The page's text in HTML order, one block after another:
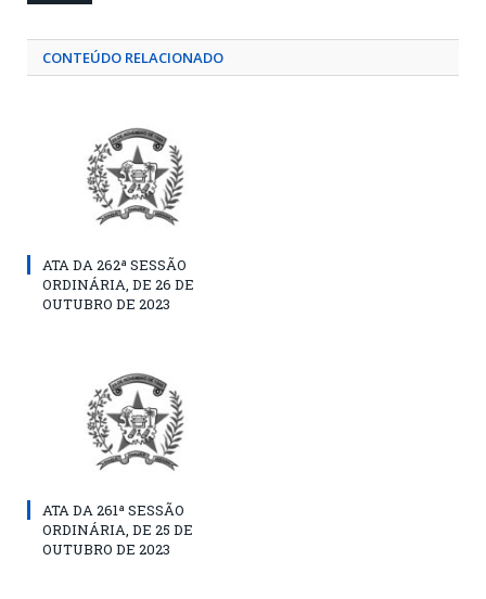
CONTEÚDO RELACIONADO
ATA DA 262ª SESSÃO
ORDINÁRIA, DE 26 DE
OUTUBRO DE 2023
ATA DA 261ª SESSÃO
ORDINÁRIA, DE 25 DE
OUTUBRO DE 2023